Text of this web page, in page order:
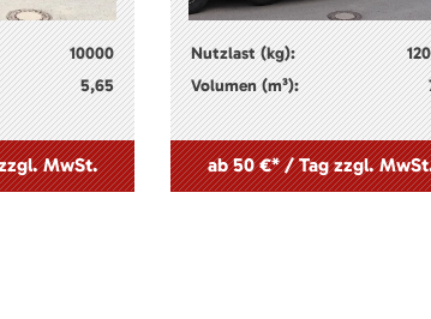
10000
5,65
MwSt.
Nutzlast (kg):
Volumen (m³):
ab 50 €* / Tag zzgl.